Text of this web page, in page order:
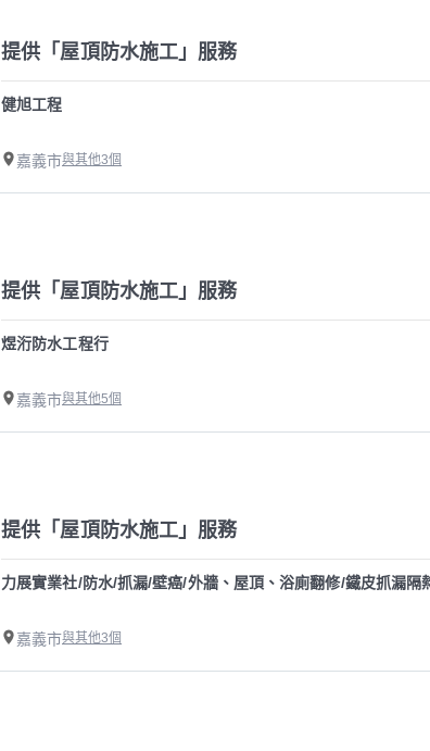
提供「屋頂防水施工」服務
健旭工程
嘉義市與其他3個
提供「屋頂防水施工」服務
煜洐防水工程行
嘉義市與其他5個
提供「屋頂防水施工」服務
力展實業社/防水/抓漏/壁癌/外牆、屋頂、浴廁翻修/鐵皮抓漏
嘉義市與其他3個